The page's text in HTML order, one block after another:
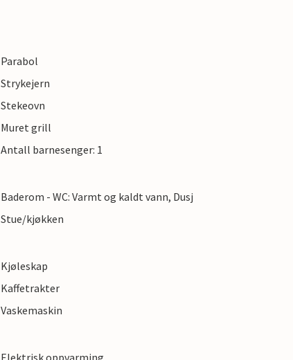
Parabol
Strykejern
Stekeovn
Muret grill
Antall barnesenger: 1
Baderom - WC: Varmt og kaldt vann, Dusj
Stue/kjøkken
Kjøleskap
Kaffetrakter
Vaskemaskin
Elektrisk oppvarming